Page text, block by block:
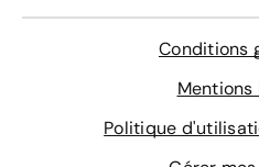
Conditions
Mentions
Politique